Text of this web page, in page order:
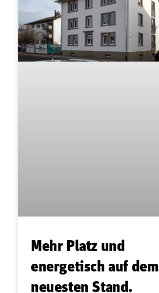
Mehr Platz und
energetisch auf dem
neuesten Stand.